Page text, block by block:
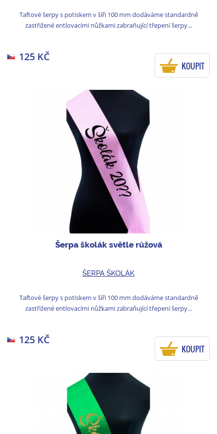
Taftové šerpy s potiskem v šíři 100 mm dodáváme standardně
zastřižené entlovacími nůžkami zabraňující třepení šerpy...
125 KČ
KOUPIT
Šerpa školák světle růžová
ŠERPA ŠKOLÁK
Taftové šerpy s potiskem v šíři 100 mm dodáváme standardně
zastřižené entlovacími nůžkami zabraňující třepení šerpy...
125 KČ
KOUPIT